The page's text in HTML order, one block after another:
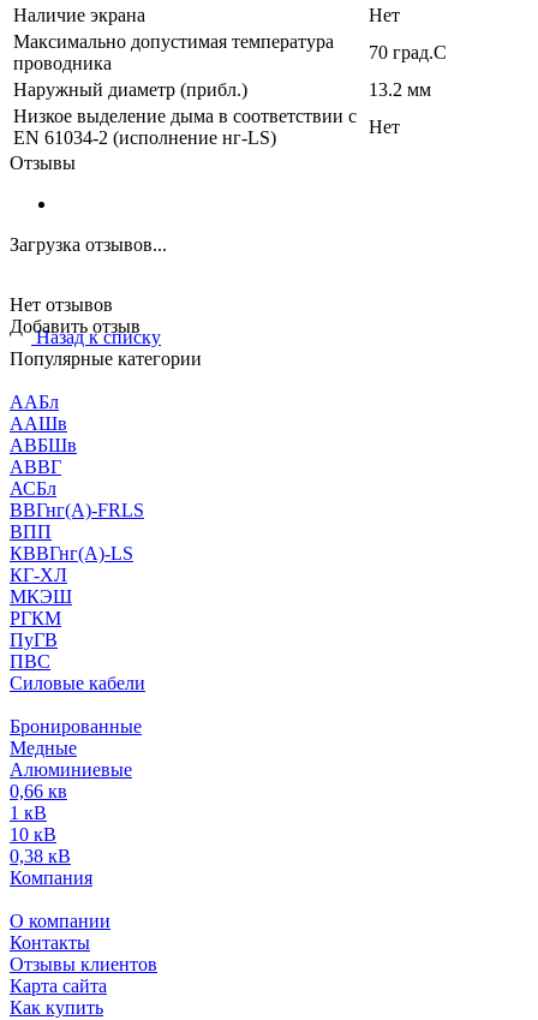
Наличие экрана
Нет
Максимально допустимая температура
проводника
70 град.C
Наружный диаметр (прибл.)
13.2 мм
Низкое выделение дыма в соответствии с
EN 61034-2 (исполнение нг-LS)
Нет
Отзывы
Загрузка отзывов...
Нет отзывов
Добавить отзыв
Назад к списку
Популярные категории
ААБл
ААШв
АВБШв
АВВГ
АСБл
ВВГнг(А)-FRLS
ВПП
КВВГнг(А)-LS
КГ-ХЛ
МКЭШ
РГКМ
ПуГВ
ПВС
Силовые кабели
Бронированные
Медные
Алюминиевые
0,66 кв
1 кВ
10 кВ
0,38 кВ
Компания
О компании
Контакты
Отзывы клиентов
Карта сайта
Как купить